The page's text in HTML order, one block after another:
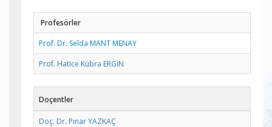
Profesörler
Prof. Dr. Selda MANT MENAY
Prof. Hatice Kübra ERGİN
Doçentler
Doç. Dr. Pınar YAZKAÇ